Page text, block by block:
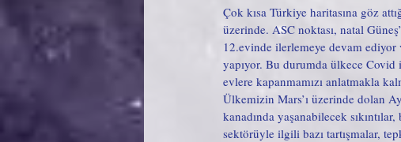
Çok kısa Türkiye haritasına göz
üzerinde. ASC noktası, natal
12.evinde ilerlemeye devam ediyor
yapıyor. Bu durumda ülkece Covid
evlere kapanmamızı anlatmakla
Ülkemizin Mars’ı üzerinde dolan
kanadında yaşanabilecek
sektörüyle ilgili bazı tartışmalar,